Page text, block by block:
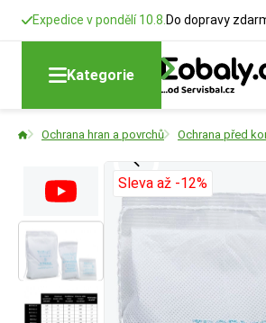
Expedice v pondělí 10.8. Do dopravy
Kategorie
Ochrana hran a povrchů Ochrana před
Sleva až -12%